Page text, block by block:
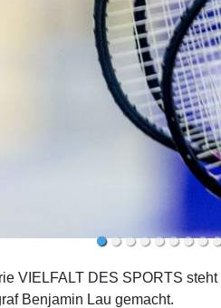
VIELFALT DES SPORTS
Benjamin Lau gemacht.